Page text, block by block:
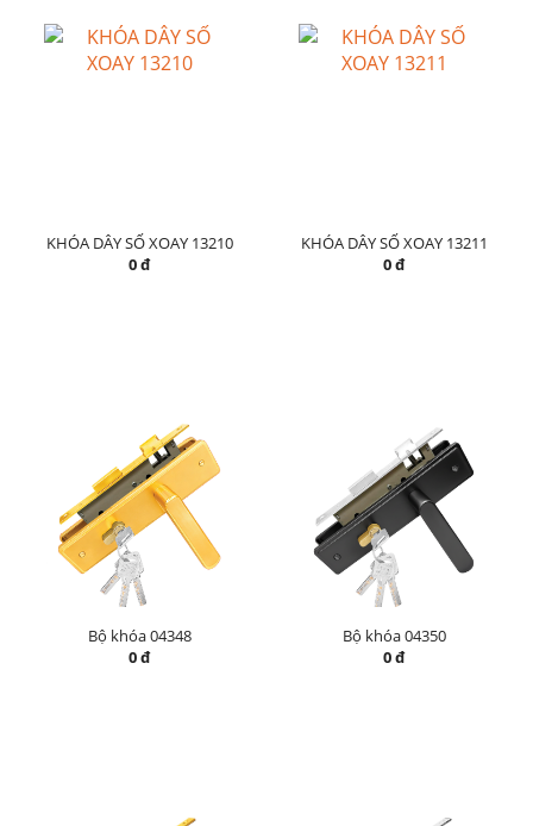
KHÓA DÂY SỐ XOAY 13210
0 đ
KHÓA DÂY SỐ XOAY 13211
0 đ
Bộ khóa 04348
0 đ
Bộ khóa 04350
0 đ